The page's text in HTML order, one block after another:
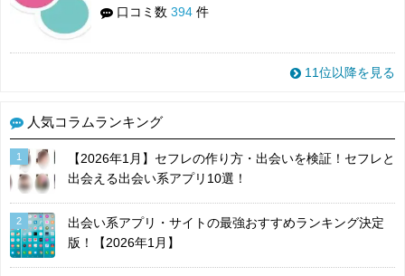
口コミ数 394 件
11位以降を見る
人気コラムランキング
1
【2026年1月】セフレの作り方・出会いを検証！セフレと
出会える出会い系アプリ10選！
2
出会い系アプリ・サイトの最強おすすめランキング決定
版！【2026年1月】